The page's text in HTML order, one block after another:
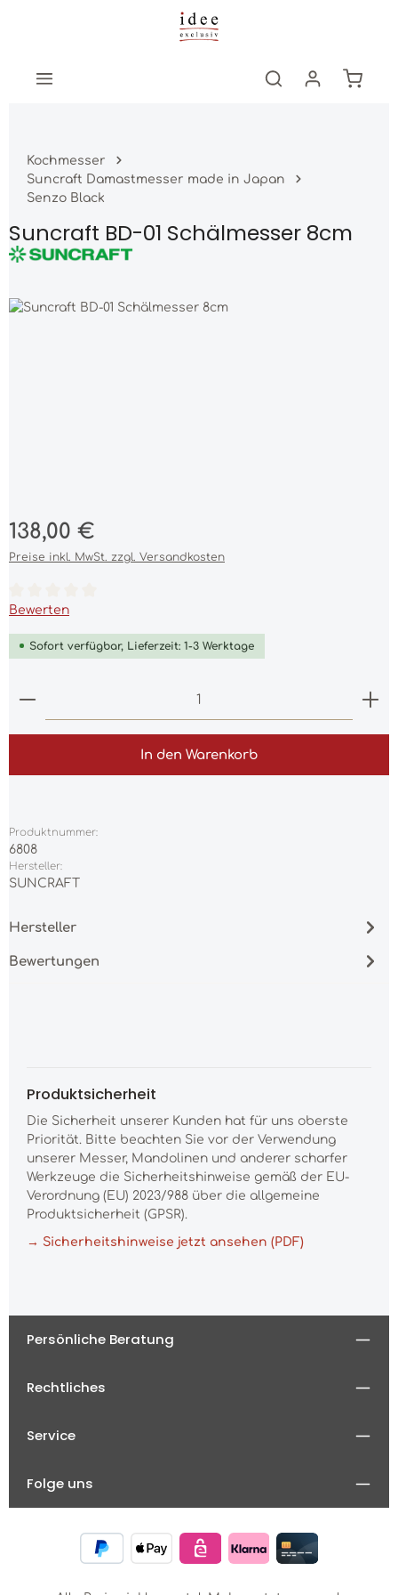
Zum Hauptinhalt springen
Kochmesser
Suncraft Damastmesser made in Japan
Senzo Black
Suncraft BD-01 Schälmesser 8cm
Bildergalerie überspringen
Regulärer Preis:
138,00 €
Preise inkl. MwSt. zzgl. Versandkosten
Durchschnittliche Bewertung von 0 von 5 Sternen
Bewerten
Sofort verfügbar, Lieferzeit: 1-3 Werktage
Produkt Anzahl: Gib den gewünschten Wert
In den Warenkorb
Produktnummer:
6808
Hersteller:
SUNCRAFT
Hersteller
Bewertungen
Produktsicherheit
Die Sicherheit unserer Kunden hat für uns oberste
Priorität. Bitte beachten Sie vor der Verwendung
unserer Messer, Mandolinen und anderer scharfer
Werkzeuge die Sicherheitshinweise gemäß der EU-
Verordnung (EU) 2023/988 über die allgemeine
Produktsicherheit (GPSR).
→ Sicherheitshinweise jetzt ansehen (PDF)
Persönliche Beratung
Rechtliches
Service
Folge uns